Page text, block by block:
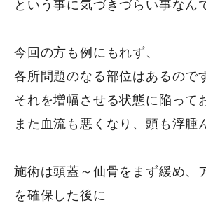
という事に気づきづらい事なん
今回の方も例にもれず、
各所問題のなる部位はあるので
それを増幅させる状態に陥って
また血流も悪くなり、頭も浮腫
施術は頭蓋～仙骨をまず緩め、
を確保した後に